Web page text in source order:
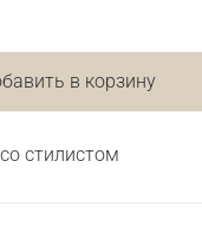
в корзину
стилистом